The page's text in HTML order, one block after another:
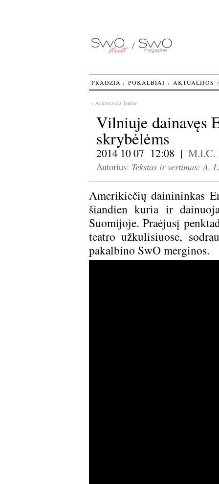
« Ankstesnis įrašas
Vilniuje dainavęs
skrybėlėms
2014 10 07 12:08 | M.I.C.
Autorius: Tekstas ir vertimas: A.
Amerikiečių dainininkas
šiandien kuria ir
Suomijoje. Praėjusį
teatro užkulisiuose,
pakalbino SwO merginos.
PRADŽIA POKALBIAI AKTUALIJOS